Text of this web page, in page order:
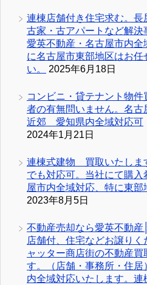
連棟店舗付き住宅求む。長
古家・古アパートなど解決
愛英不動産・名古屋市内全
に名古屋市東部地区はお任
い。
2025年6月18日
コンビニ・貸テナント物
者の有無問いません。名古
近郊 愛知県内全域対応可
2024年1月21日
連棟式建物 買取いたしま
でも対応可。当社にて購入
屋市内全域対応、特に東部
2023年8月5日
不動産売却なら愛英不動産
店舗付、住宅などお譲りく
ャッター商店街の不動産買
す。（店舗・事務所・住居
内全域対応いたします。連